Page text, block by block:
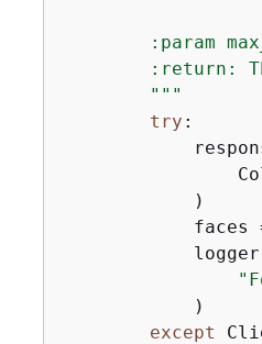
:param
:return:
        """
try :
            )
faces
            )
except